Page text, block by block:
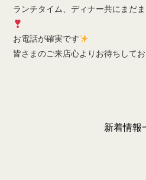
ランチタイム、ディナー共にまだ
お電話が確実です
皆さまのご来店心よりお待ちしてお
新着情報